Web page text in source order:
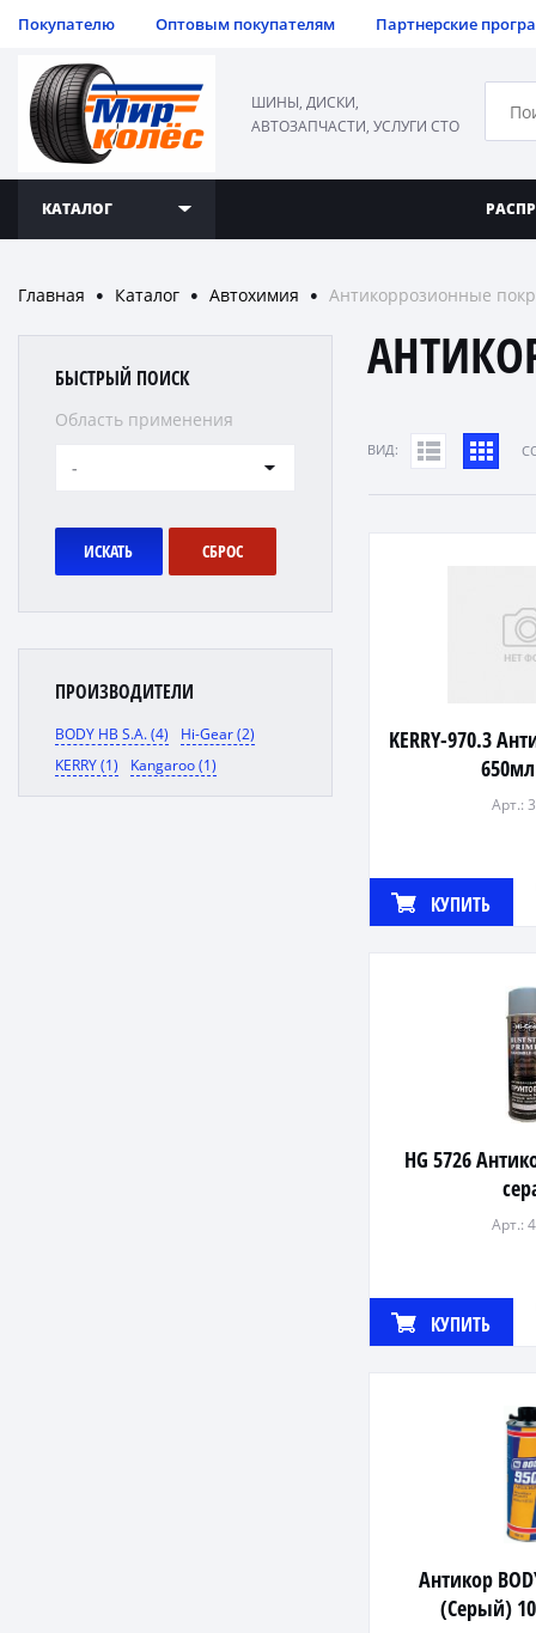
Покупателю Оптовым покупателям Партнерские
ШИНЫ, ДИСКИ,
АВТОЗАПЧАСТИ, УСЛУГИ СТО
КАТАЛОГ
Главная ● Каталог ● Автохимия ● Антикоррозионные
БЫСТРЫЙ ПОИСК
Область применения
-
ИСКАТЬ СБРОС
ПРОИЗВОДИТЕЛИ
BODY HB S.A. (4)
Hi-Gear (2)
KERRY (1)
Kangaroo (1)
ВИД:
KERRY-970.3
Арт.:
КУПИТЬ
HG 5726
Арт.:
КУПИТЬ
Антикор
(Серый)